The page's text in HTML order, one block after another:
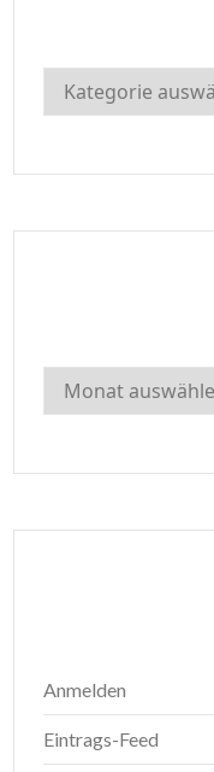
Kategorien
Archiv
Anmelden
Eintrags-Feed